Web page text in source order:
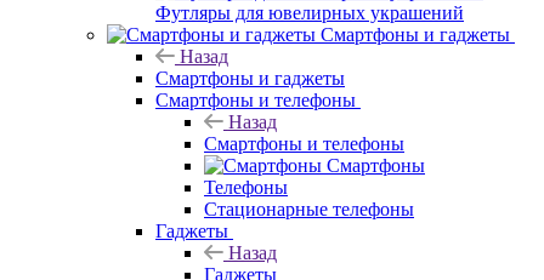
Футляры для ювелирных украшений
Смартфоны и гаджеты
Назад
Смартфоны и гаджеты
Смартфоны и телефоны
Назад
Смартфоны и телефоны
Смартфоны
Телефоны
Стационарные телефоны
Гаджеты
Назад
Гаджеты